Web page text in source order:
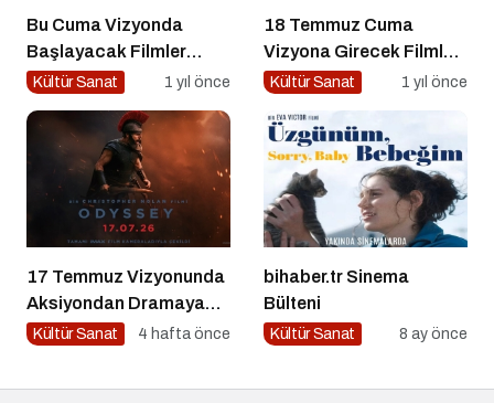
Bu Cuma Vizyonda
Başlayacak Filmler
Açıklandı
Kültür Sanat 1 yıl önce
18 Temmuz Cuma
Vizyona Girecek Filmler
Belli Oldu
Kültür Sanat 1 yıl önce
17 Temmuz Vizyonunda
Aksiyondan Dramaya
Bir Yolculuk
Kültür Sanat 4 hafta önce
bihaber.tr Sinema
Bülteni
Kültür Sanat 8 ay önce